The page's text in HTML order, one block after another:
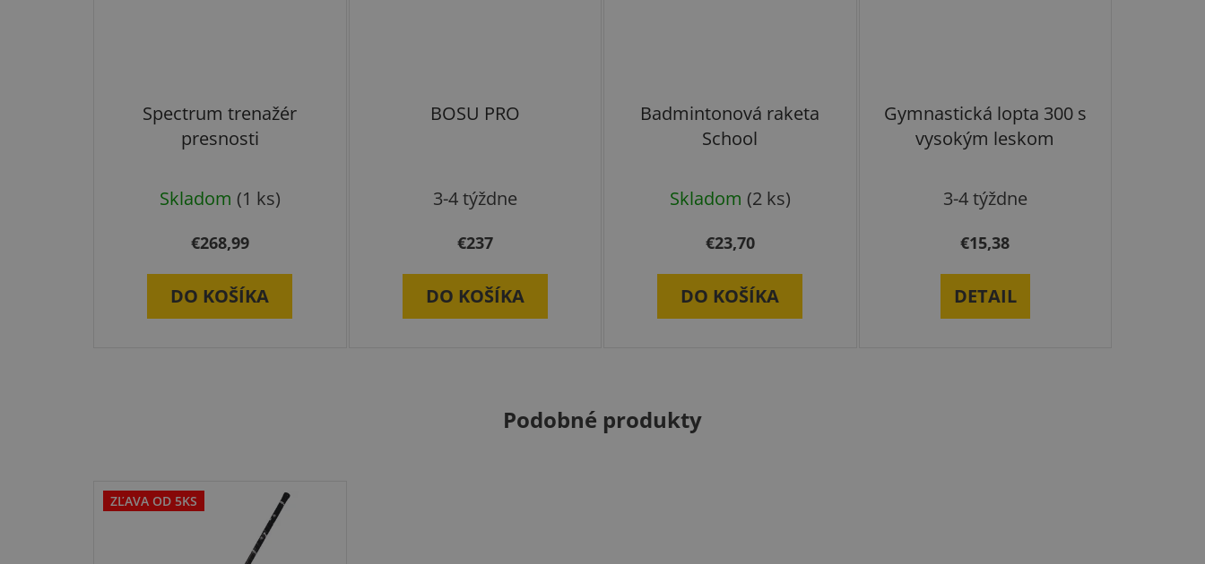
Spectrum trenažér
presnosti
Skladom (1 ks)
€268,99
DO KOŠÍKA
BOSU PRO
hodnotenie
produktu
je
5,0
3-4 týždne
€237
DO KOŠÍKA
Badmintonová raketa
School
Skladom (2 ks)
€23,70
DO KOŠÍKA
Gymnastická lopta 300 s
vysokým leskom
3-4 týždne
€15,38
DETAIL
Podobné produkty
ZĽAVA OD 5KS